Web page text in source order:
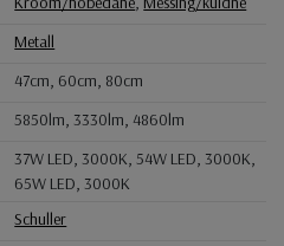
Metall
47cm, 60cm, 80cm
5850lm, 3330lm, 4860lm
37W LED, 3000K, 54W LED, 3000K,
65W LED, 3000K
Schuller